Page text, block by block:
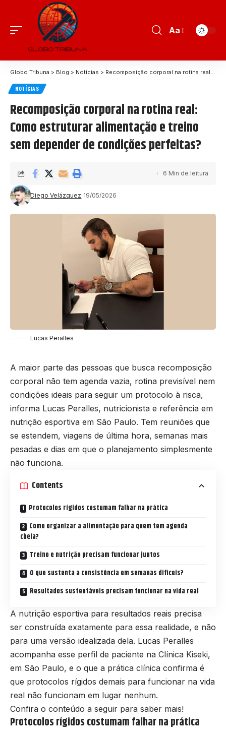
Aa
Globo Tribuna > Blog > Notícias > Recomposição corporal na rotina real: Como estruturar alimentação e treino sem depender de condições perfeitas?
NOTÍCIAS
Recomposição corporal na rotina real:
Como estruturar alimentação e treino
sem depender de condições perfeitas?
Diego Velázquez 19/05/2026
6 Min de leitura
Lucas Peralles
A maior parte das pessoas que busca recomposição
corporal não tem agenda vazia, rotina previsível nem
condições ideais para seguir um protocolo à risca,
informa Lucas Peralles, nutricionista e referência em
nutrição esportiva em São Paulo. Tem reuniões que
se estendem, viagens de última hora, semanas mais
pesadas e dias em que o planejamento simplesmente
não funciona.
Contents
Protocolos rígidos costumam falhar na prática
Como organizar a alimentação para quem tem agenda
cheia?
Treino e nutrição precisam funcionar juntos
O que sustenta a consistência em semanas difíceis?
Resultados sustentáveis precisam funcionar na vida real
A nutrição esportiva para resultados reais precisa
ser construída exatamente para essa realidade, e não
para uma versão idealizada dela. Lucas Peralles
acompanha esse perfil de paciente na Clínica Kiseki,
em São Paulo, e o que a prática clínica confirma é
que protocolos rígidos demais para funcionar na vida
real não funcionam em lugar nenhum.
Confira o conteúdo a seguir para saber mais!
Protocolos rígidos costumam falhar na prática